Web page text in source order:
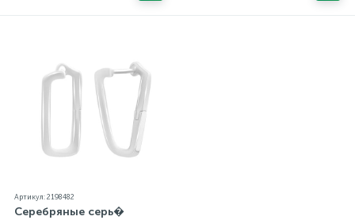
Артикул: 2198482
Серебряные серь�